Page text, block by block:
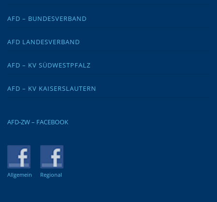
AFD – BUNDESVERBAND
AFD LANDESVERBAND
AFD – KV SÜDWESTPFALZ
AFD – KV KAISERSLAUTERN
AFD-ZW – FACEBOOK
Allgemein Regional